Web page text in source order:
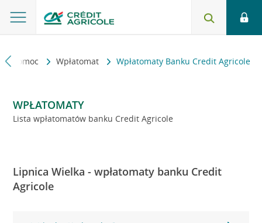
i pomoc Wpłatomat Wpłatomaty Banku Credit Agricole
WPŁATOMATY
Lista wpłatomatów banku Credit Agricole
Lipnica Wielka - wpłatomaty banku Credit
Agricole